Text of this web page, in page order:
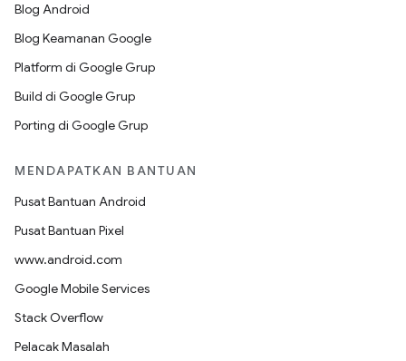
Blog Android
Blog Keamanan Google
Platform di Google Grup
Build di Google Grup
Porting di Google Grup
MENDAPATKAN BANTUAN
Pusat Bantuan Android
Pusat Bantuan Pixel
www.android.com
Google Mobile Services
Stack Overflow
Pelacak Masalah